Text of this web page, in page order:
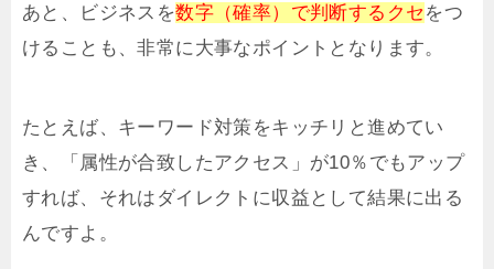
あと、ビジネスを数字（確率）で判断するクセをつ
けることも、非常に大事なポイントとなります。
たとえば、キーワード対策をキッチリと進めてい
き、「属性が合致したアクセス」が10％でもアップ
すれば、それはダイレクトに収益として結果に出る
んですよ。